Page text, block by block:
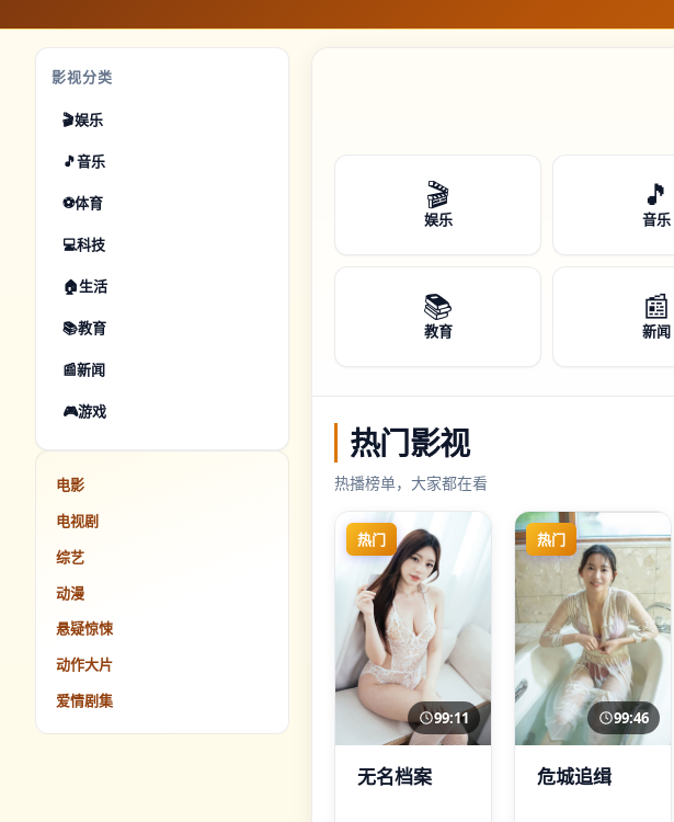
影视分类
🎬娱乐
🎵音乐
⚽体育
💻科技
🏠生活
📚教育
📰新闻
🎮游戏
电影
电视剧
综艺
动漫
悬疑惊悚
动作大片
爱情剧集
🎬
娱乐
🎵
音乐
📚
教育
📰
新闻
热门影视
热播榜单，大家都在看
热门
99:11
无名档案
热门
99:46
危城追缉